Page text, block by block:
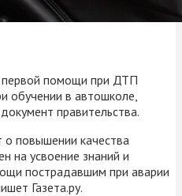
первой помощи при ДТП
обучении в автошколе,
правительства.
о повышении качества
на усвоение знаний и
пострадавшим при аварии
Газета.ру.